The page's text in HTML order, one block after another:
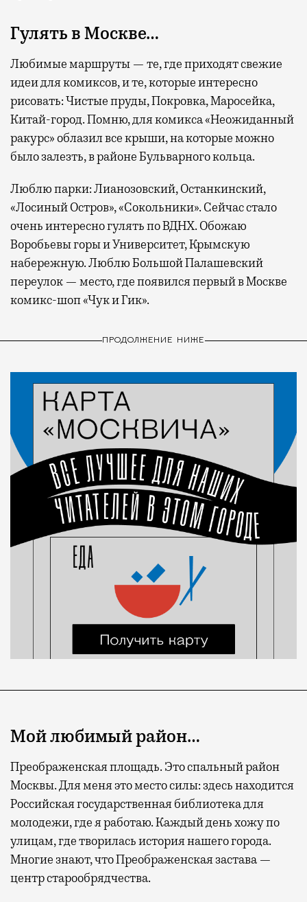
Гулять в Москве…
Любимые маршруты — те, где приходят свежие
идеи для комиксов, и те, которые интересно
рисовать: Чистые пруды, Покровка, Маросейка,
Китай-город. Помню, для комикса «Неожиданный
ракурс» облазил все крыши, на которые можно
было залезть, в районе Бульварного кольца.
Люблю парки: Лианозовский, Останкинский,
«Лосиный Остров», «Сокольники». Сейчас стало
очень интересно гулять по ВДНХ. Обожаю
Воробьевы горы и Университет, Крымскую
набережную. Люблю Большой Палашевский
переулок — место, где появился первый в Москве
комикс-шоп «Чук и Гик».
ПРОДОЛЖЕНИЕ НИЖЕ
Мой любимый район…
Преображенская площадь. Это спальный район
Москвы. Для меня это место силы: здесь находится
Российская государственная библиотека для
молодежи, где я работаю. Каждый день хожу по
улицам, где творилась история нашего города.
Многие знают, что Преображенская застава —
центр cтарообрядчества.